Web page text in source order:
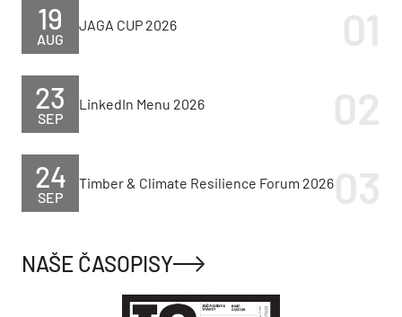
AUG
19 JAGA CUP 2026
SEP
23 LinkedIn Menu 2026
SEP
24 Timber & Climate Resilience Forum 2026
NAŠE ČASOPISY